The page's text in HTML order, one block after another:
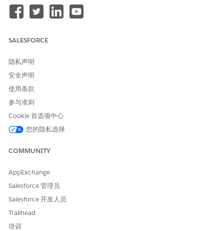
用静态共享密码。
如果没有 JWT 不记名流，集成通常依赖于不太安全的基于密码或基
或日志中的意外暴露。
攻击者拦截或发现纯文本客户端密码，并将其用于建立与 API 的持
估计的 CVSS 得分范围
高 (7.0–8.9)。
风险影响注意事项
依赖静态密码而不是不对称加密增加了长期数据泄露的可能性，因
为泄露的密码比数字证书更难检测和轮换。
高风险
SALESFORCE
隐私声明
安全声明
使用条款
参与准则
Cookie 首选项中心
您的隐私选择
COMMUNITY
AppExchange
Salesforce 管理员
Salesforce 开发人员
Trailhead
培训